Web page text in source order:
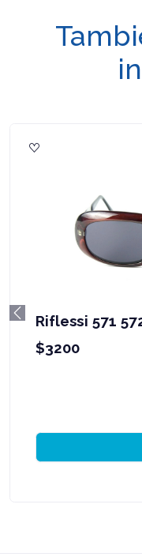
Riflessi 571
$3200
Previous